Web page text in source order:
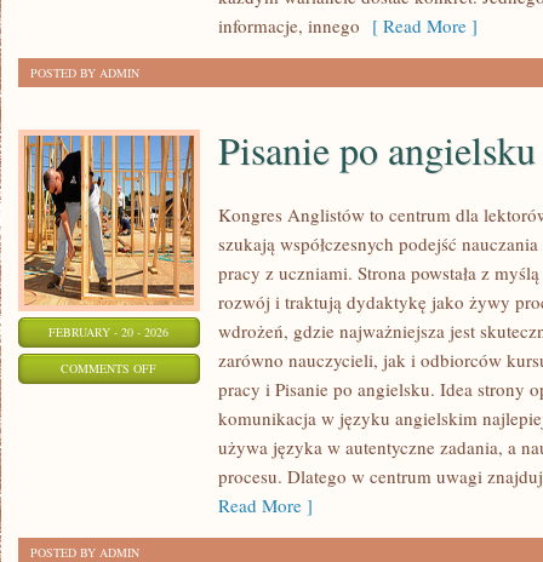
POLECAJKI
informacje, innego [ Read More ]
POSTED BY ADMIN
FEBRUARY - 20 - 2026
COMMENTS OFFON
ANGIELSKU
Pisanie po angielsku
Kongres Anglistów to centrum dla
szukają współczesnych podejść
pracy z uczniami. Strona powstała z
rozwój i traktują dydaktykę jako żywy
wdrożeń, gdzie najważniejsza jest
zarówno nauczycieli, jak i odbiorców
pracy i Pisanie po angielsku. Idea strony
komunikacja w języku angielskim
używa języka w autentyczne zadania, a
procesu. Dlatego w centrum uwagi
Read More ]
POSTED BY ADMIN